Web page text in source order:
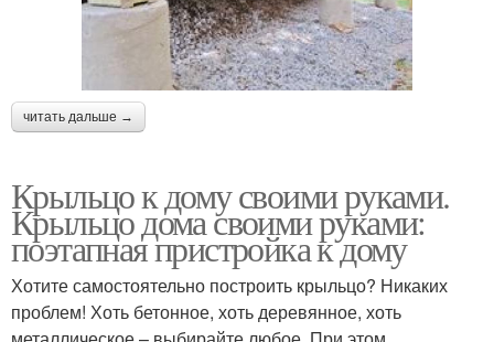
читать дальше →
Крыльцо к дому своими руками.
Крыльцо дома своими руками:
поэтапная пристройка к дому
Хотите самостоятельно построить крыльцо? Никаких
проблем! Хоть бетонное, хоть деревянное, хоть